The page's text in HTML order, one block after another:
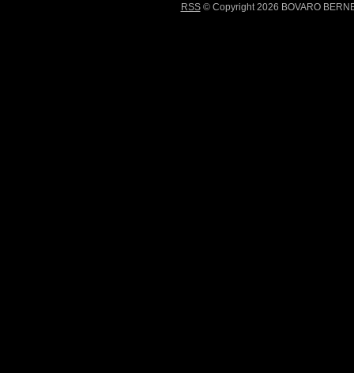
RSS© Copyright 2026 BOVARO